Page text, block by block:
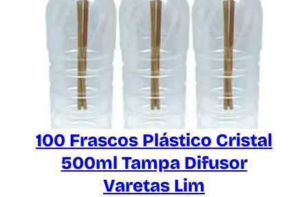
100 Frascos Plástico Cristal
500ml Tampa Difusor
Varetas Lim